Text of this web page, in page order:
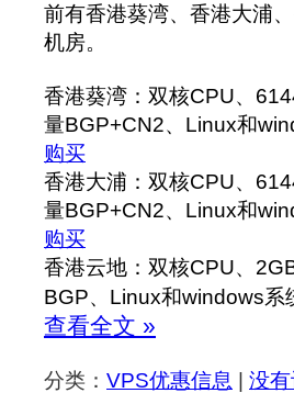
前有香港葵湾、香港大浦
机房。
香港葵湾：双核CPU、
量BGP+CN2、Linux和
购买
香港大浦：双核CPU、
量BGP+CN2、Linux和
购买
香港云地：双核CPU、
BGP、Linux和windows系
查看全文 »
分类： VPS优惠信息 | 没